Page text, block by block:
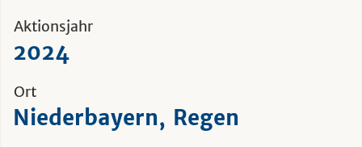
Aktionsjahr
2024
Ort
Niederbayern, Regen